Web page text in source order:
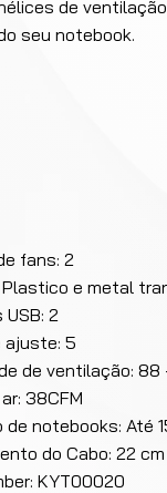
de
seu notebook.
fans: 2
Plastico e metal
2
ajuste: 5
de ventilação: 88
38CFM
de notebooks: Até
do Cabo: 22 cm
KYT00020